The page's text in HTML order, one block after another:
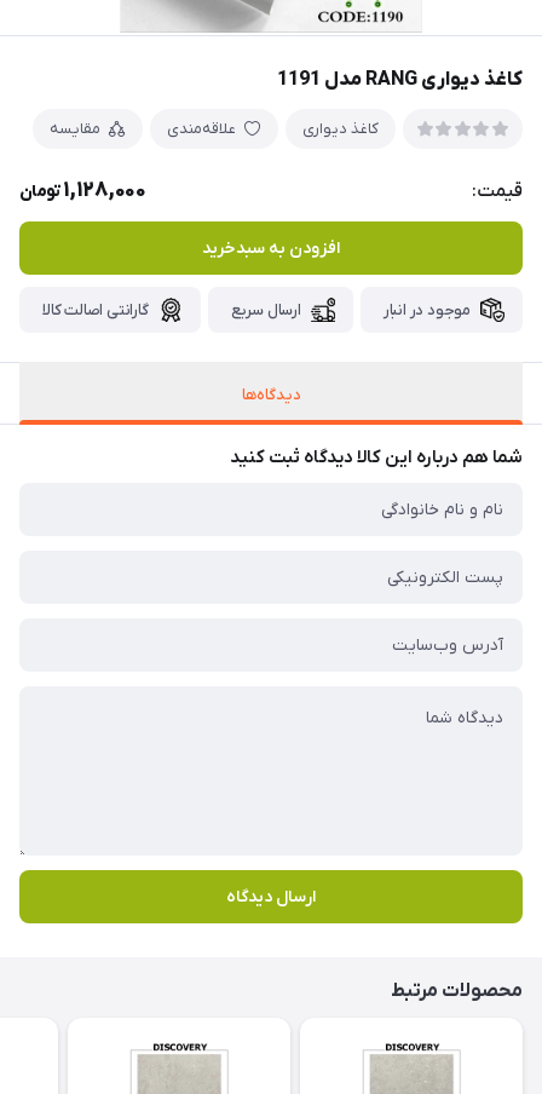
کاغذ دیواری RANG مدل 1191
کاغذ دیواری علاقه‌مندی مقایسه
قیمت: 1,128,000تومان
افزودن به سبدخرید
موجود در انبار ارسال سریع گارانتی اصالت کالا
دیدگاه‌ها
شما هم درباره این کالا دیدگاه ثبت کنید
ارسال دیدگاه
محصولات مرتبط